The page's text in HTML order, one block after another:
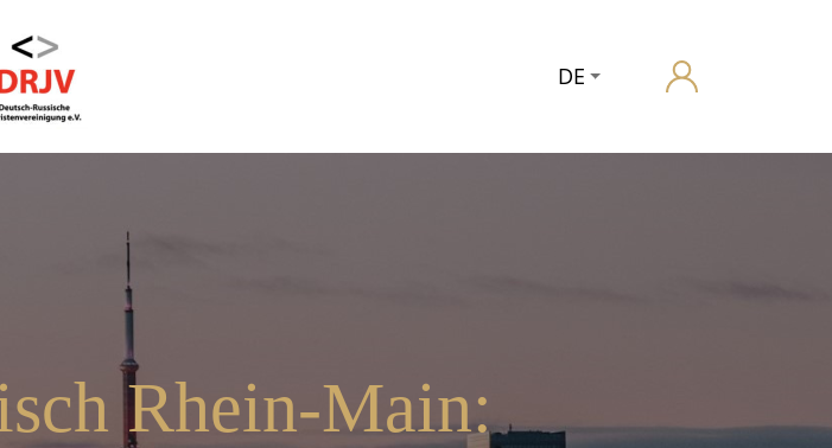
DE
Rhein-Main: